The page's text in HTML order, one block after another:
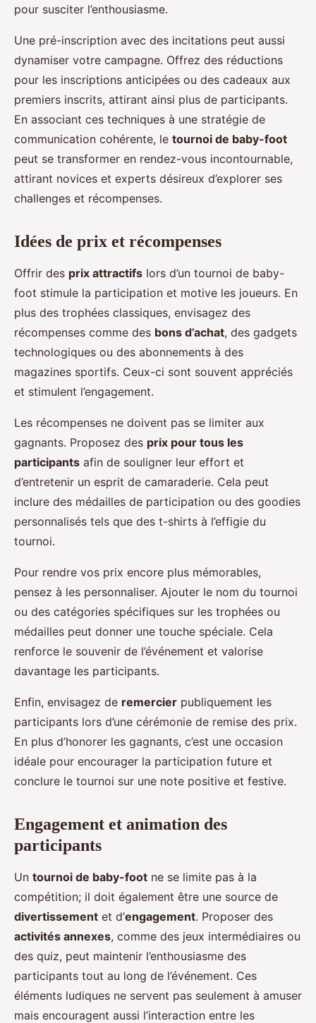
pour susciter l’enthousiasme.
Une pré-inscription avec des incitations peut aussi
dynamiser votre campagne. Offrez des réductions
pour les inscriptions anticipées ou des cadeaux aux
premiers inscrits, attirant ainsi plus de participants.
En associant ces techniques à une stratégie de
communication cohérente, le tournoi de baby-foot
peut se transformer en rendez-vous incontournable,
attirant novices et experts désireux d’explorer ses
challenges et récompenses.
Idées de prix et récompenses
Offrir des prix attractifs lors d’un tournoi de baby-
foot stimule la participation et motive les joueurs. En
plus des trophées classiques, envisagez des
récompenses comme des bons d’achat, des gadgets
technologiques ou des abonnements à des
magazines sportifs. Ceux-ci sont souvent appréciés
et stimulent l’engagement.
Les récompenses ne doivent pas se limiter aux
gagnants. Proposez des prix pour tous les
participants afin de souligner leur effort et
d’entretenir un esprit de camaraderie. Cela peut
inclure des médailles de participation ou des goodies
personnalisés tels que des t-shirts à l’effigie du
tournoi.
Pour rendre vos prix encore plus mémorables,
pensez à les personnaliser. Ajouter le nom du tournoi
ou des catégories spécifiques sur les trophées ou
médailles peut donner une touche spéciale. Cela
renforce le souvenir de l’événement et valorise
davantage les participants.
Enfin, envisagez de remercier publiquement les
participants lors d’une cérémonie de remise des prix.
En plus d’honorer les gagnants, c’est une occasion
idéale pour encourager la participation future et
conclure le tournoi sur une note positive et festive.
Engagement et animation des
participants
Un tournoi de baby-foot ne se limite pas à la
compétition; il doit également être une source de
divertissement et d’engagement. Proposer des
activités annexes, comme des jeux intermédiaires ou
des quiz, peut maintenir l’enthousiasme des
participants tout au long de l’événement. Ces
éléments ludiques ne servent pas seulement à amuser
mais encouragent aussi l’interaction entre les